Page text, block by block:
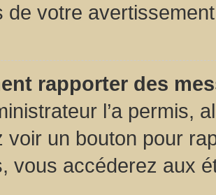
de votre
rapporter des
l’a permis,
voir un bouton pour
vous accéderez aux